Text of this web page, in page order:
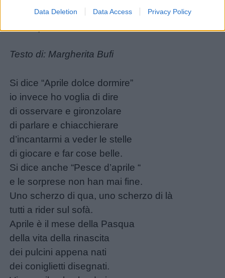
Data Deletion Data Access Privacy Policy
Testo di: Margherita Bufi
Si dice “Aprile dolce dormire”
io invece ho voglia di dire
di osservare e gironzolare
di parlare e chiacchierare
d’incantarmi a veder le stelle
di giocare e far cose belle.
Si dice anche “Pesce d’aprile “
e le sorprese non han mai fine.
Uno scherzo di qua, uno scherzo di là
tutti a rider sul sofà.
Aprile è il mese della Pasqua
della vita della rinascita
dei pulcini appena nati
dei coniglietti disegnati.